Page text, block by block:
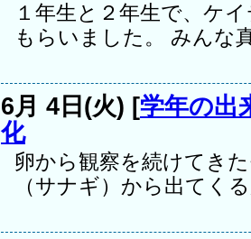
１年生と２年生で、ケ
もらいました。 みんな
6月 4日(火) [学年の出
化
卵から観察を続けてき
（サナギ）から出てく